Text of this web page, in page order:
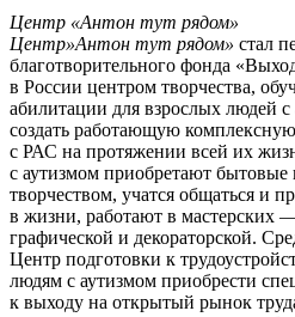
Центр «Антон тут рядом»
Центр»Антон тут рядом» стал
благотворительного фонда
в России центром творчества,
абилитации для взрослых людей
создать работающую
с РАС на протяжении всей их
с аутизмом приобретают
творчеством, учатся общаться и
в жизни, работают в мастерских
графической и декораторской.
Центр подготовки к
людям с аутизмом приобрести
к выходу на открытый рынок